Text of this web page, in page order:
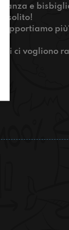
e
solito!
ci vogliono